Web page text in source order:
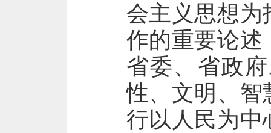
会主义思想
作的重要论述
省委、省政
性、文明、智
行以人民为中